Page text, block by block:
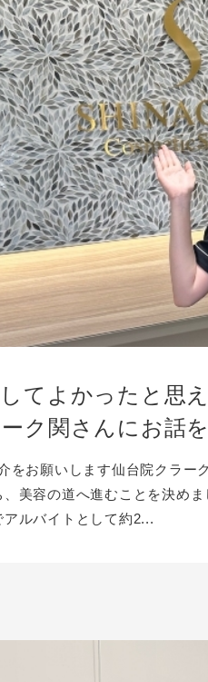
してよかったと思
ク関さんにお話
をお願いします仙台院クラー
、美容の道へ進むことを決め
アルバイトとして約2...